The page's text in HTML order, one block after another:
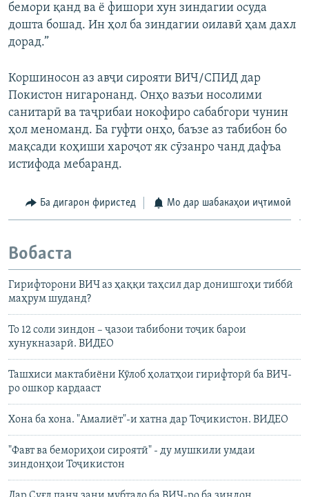
бемори қанд ва ё фишори хун зиндагии осуда
дошта бошад. Ин ҳол ба зиндагии оилавӣ ҳам дахл
дорад.”
Коршиносон аз авҷи сирояти ВИЧ/СПИД дар
Покистон нигаронанд. Онҳо вазъи носолими
санитарӣ ва таҷрибаи нокофиро сабабгори чунин
ҳол меноманд. Ба гуфти онҳо, баъзе аз табибон бо
мақсади коҳиши хароҷот як сӯзанро чанд дафъа
истифода мебаранд.
Ба дигарон фиристед Мо дар шабакаҳои иҷтимоӣ
Вобаста
Гирифторони ВИЧ аз ҳаққи таҳсил дар донишгоҳи тиббӣ
маҳрум шуданд?
То 12 соли зиндон – ҷазои табибони тоҷик барои
хунукназарӣ. ВИДЕО
Ташхиси мактабиёни Кӯлоб ҳолатҳои гирифторӣ ба ВИЧ-
ро ошкор кардааст
Хона ба хона. "Амалиёт"-и хатна дар Тоҷикистон. ВИДЕО
"Фавт ва бемориҳои сироятӣ" - ду мушкили умдаи
зиндонҳои Тоҷикистон